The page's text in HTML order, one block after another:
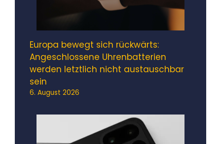
Europa bewegt sich rückwärts:
Angeschlossene Uhrenbatterien
werden letztlich nicht austauschbar
sein
6. August 2026